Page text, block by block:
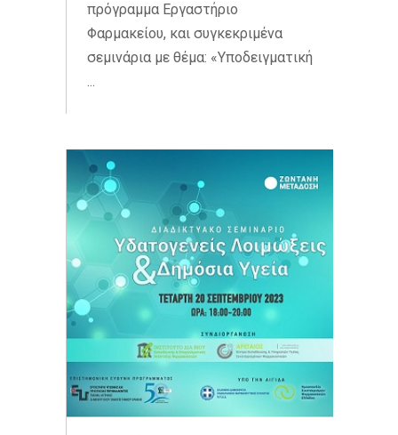
πρόγραμμα Εργαστήριο
Φαρμακείου, και συγκεκριμένα
σεμινάρια με θέμα: «Υποδειγματική
...